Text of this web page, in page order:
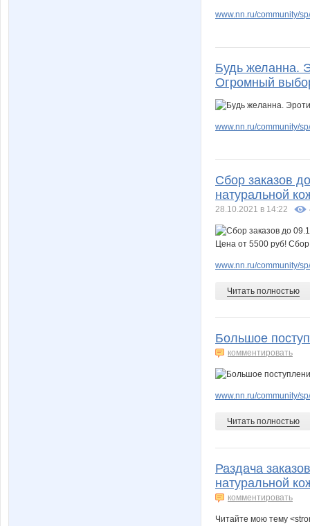
www.nn.ru/community/
Будь желанна.
Огромный
www.nn.ru/community/
Сбор заказов
натуральной
28.10.2021 в 14:22
www.nn.ru/community/
Читать полностью
Большое
комментировать
www.nn.ru/community/
Читать полностью
Раздача
натуральной
комментировать
Читайте мою тему